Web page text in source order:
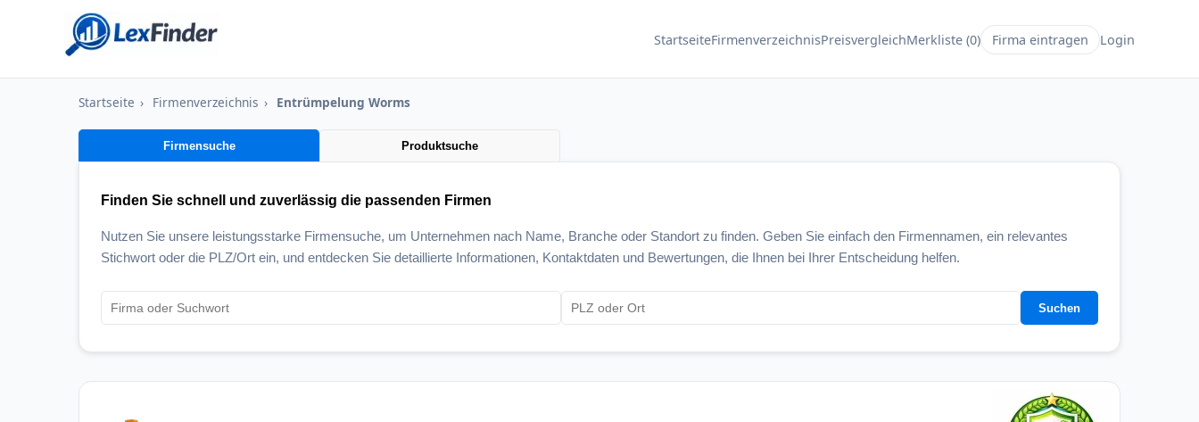
StartseiteFirmenverzeichnisPreisvergleichMerkliste (0) Firma eintragen Login
Startseite › Firmenverzeichnis › Entrümpelung Worms
Firmensuche Produktsuche
Finden Sie schnell und zuverlässig die passenden Firmen
Nutzen Sie unsere leistungsstarke Firmensuche, um Unternehmen nach Name, Branche oder Standort zu finden. Geben Sie einfach den Firmennamen, ein relevantes
Stichwort oder die PLZ/Ort ein, und entdecken Sie detaillierte Informationen, Kontaktdaten und Bewertungen, die Ihnen bei Ihrer Entscheidung helfen.
Suchen